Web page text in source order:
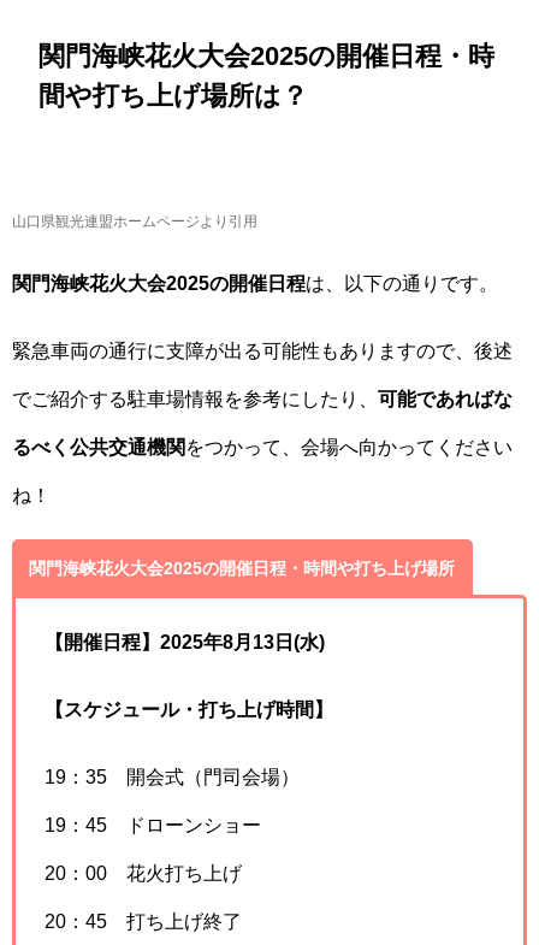
関門海峡花火大会2025の開催日程・時
間や打ち上げ場所は？
山口県観光連盟ホームページより引用
関門海峡花火大会2025の開催日程は、以下の通りです。
緊急車両の通行に支障が出る可能性もありますので、後述
でご紹介する駐車場情報を参考にしたり、 可能であればな
るべく公共交通機関 をつかって、会場へ向かってください
ね！
関門海峡花火大会2025の開催日程・時間や打ち上げ場所
【開催日程】2025年8月13日(水)
【スケジュール・打ち上げ時間】
19：35 開会式（門司会場）
19：45 ドローンショー
20：00 花火打ち上げ
20：45 打ち上げ終了